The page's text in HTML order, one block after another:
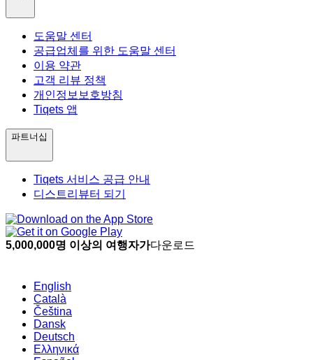
도움말 센터
공급업체를 위한 도움말 센터
이용 약관
고객 리뷰 정책
개인정보보호방침
Tiqets 앱
파트너십
Tiqets 서비스 공급 안내
디스트리뷰터 되기
5,000,000명 이상의 여행자가다운로드
English
Català
Čeština
Dansk
Deutsch
Ελληνικά